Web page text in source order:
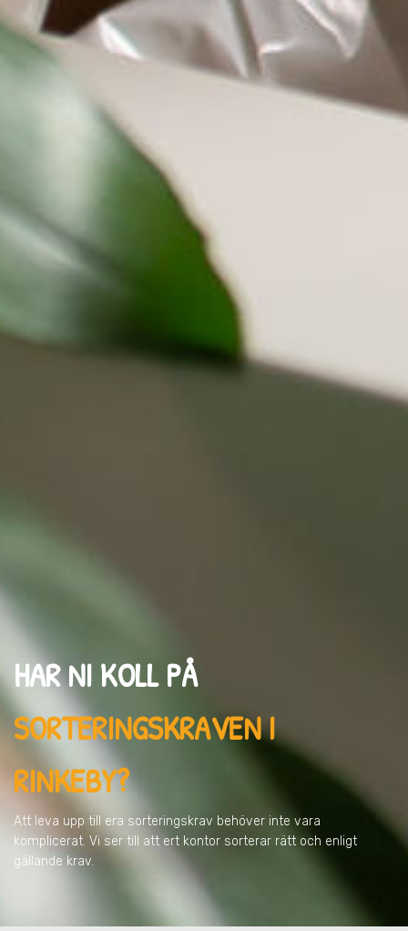
HAR NI KOLL PÅ
SORTERINGSKRAVENI
RINKEBY?
Att leva upp till era sorteringskrav behöver inte vara
komplicerat. Vi ser till att ert kontor sorterar rätt och enligt
gällande krav.